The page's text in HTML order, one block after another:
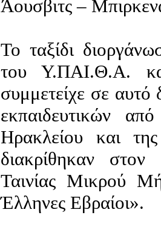
Άουσβιτς –
Το ταξίδι
του Υ.ΠΑΙ.Θ.Α.
συμμετείχε σε
εκπαιδευτικών
Ηρακλείου και
διακρίθηκαν
Ταινίας Μικρού
Έλληνες Εβραίοι».